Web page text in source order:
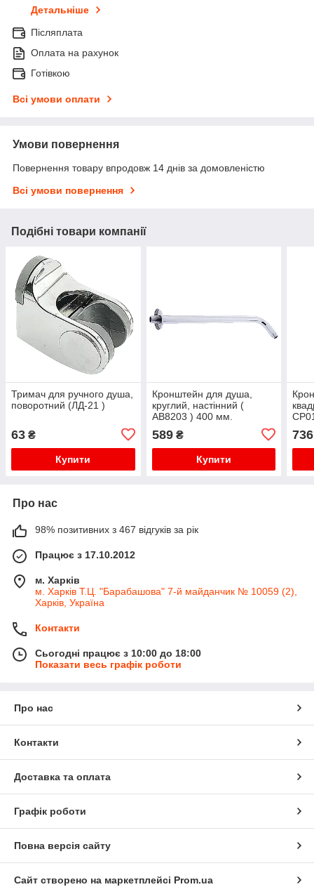
Детальніше
Післяплата
Оплата на рахунок
Готівкою
Всі умови оплати
Умови повернення
Повернення товару впродовж 14 днів за домовленістю
Всі умови повернення
Подібні товари компанії
Тримач для ручного душа,
поворотний (ЛД-21 )
63 ₴
Купити
Кронштейн для душа,
круглий, настінний (
АВ8203 ) 400 мм.
589₴
Купити
736
Про нас
98% позитивних з 467 відгуків за рік
Працює з 17.10.2012
м. Харків
м. Харків Т.Ц. "Барабашова" 7-й майданчик № 10059 (2),
Харків, Україна
Контакти
Сьогодні працює з 10:00 до 18:00
Показати весь графік роботи
Про нас
Контакти
Доставка та оплата
Графік роботи
Повна версія сайту
Сайт створено на маркетплейсі Prom.ua